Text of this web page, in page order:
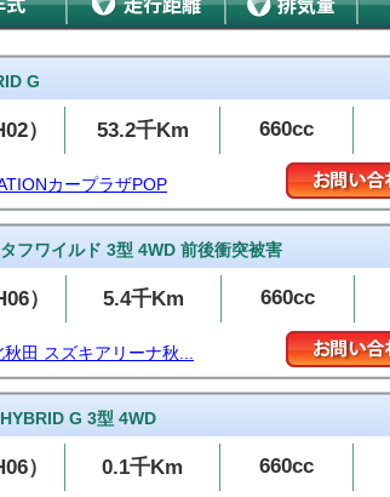
G
） 53.2千Km 660cc
カープラザPOP
フワイルド 3型 4WD 前後衝突被害
） 5.4千Km 660cc
田 スズキアリーナ秋...
G 3型 4WD
） 0.1千Km 660cc